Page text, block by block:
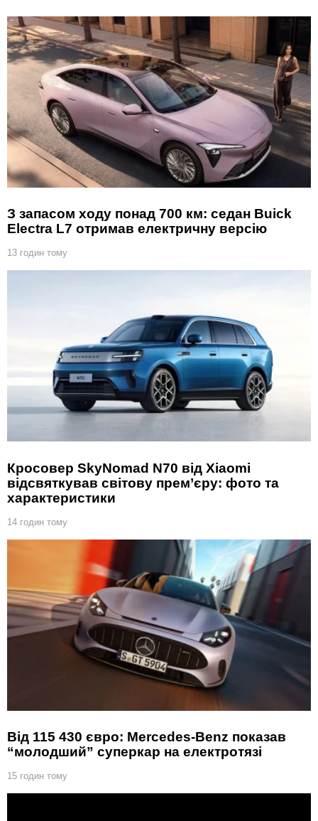
З запасом ходу понад 700 км: седан Buick
Electra L7 отримав електричну версію
13 годин тому
Кросовер SkyNomad N70 від Xiaomi
відсвяткував світову прем’єру: фото та
характеристики
14 годин тому
Від 115 430 євро: Mercedes-Benz показав
“молодший” суперкар на електротязі
15 годин тому